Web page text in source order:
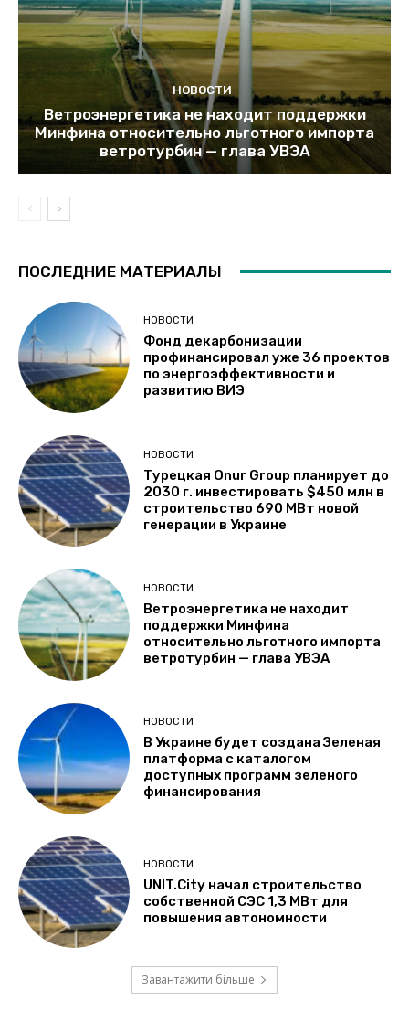
НОВОСТИ
Ветроэнергетика не находит поддержки
Минфина относительно льготного импорта
ветротурбин — глава УВЭА
ПОСЛЕДНИЕ МАТЕРИАЛЫ
НОВОСТИ
Фонд декарбонизации
профинансировал уже 36 проектов
по энергоэффективности и
развитию ВИЭ
НОВОСТИ
Турецкая Onur Group планирует до
2030 г. инвестировать $450 млн в
строительство 690 МВт новой
генерации в Украине
НОВОСТИ
Ветроэнергетика не находит
поддержки Минфина
относительно льготного импорта
ветротурбин — глава УВЭА
НОВОСТИ
В Украине будет создана Зеленая
платформа с каталогом
доступных программ зеленого
финансирования
НОВОСТИ
UNIT.City начал строительство
собственной СЭС 1,3 МВт для
повышения автономности
Завантажити більше